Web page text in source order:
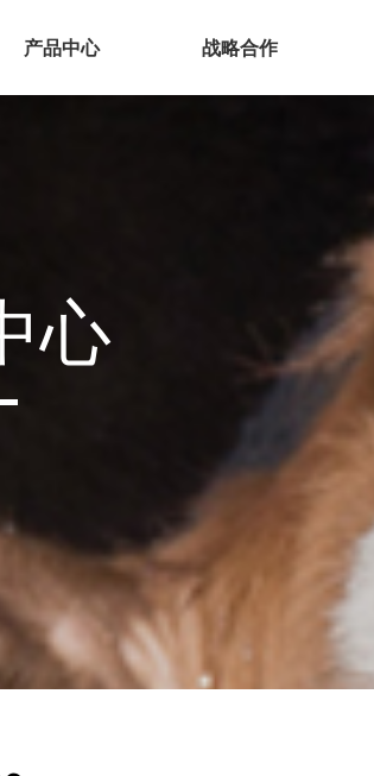
产品中心 战略合作
心